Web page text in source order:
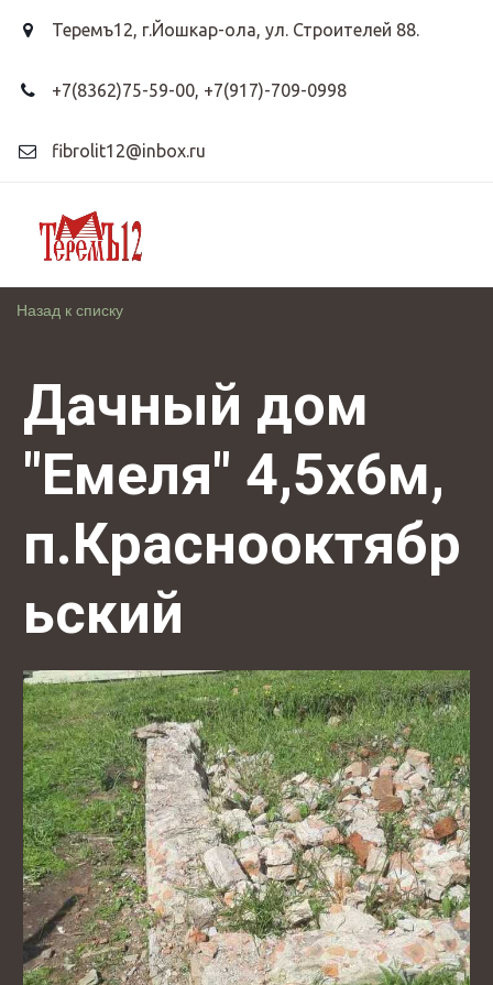
Теремъ12, г.Йошкар-ола, ул. Строителей 88.
+7(8362)75-59-00, +7(917)-709-0998
fibrolit12@inbox.ru
Назад к списку
Дачный дом
"Емеля" 4,5х6м,
п.Краснооктябр
ьский